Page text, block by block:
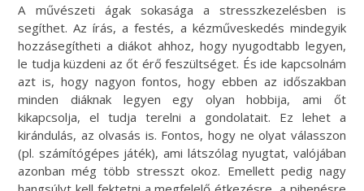
A művészeti ágak sokasága a stresszkezelésben is
segíthet. Az írás, a festés, a kézműveskedés mindegyik
hozzásegítheti a diákot ahhoz, hogy nyugodtabb legyen,
le tudja küzdeni az őt érő feszültséget. És ide kapcsolnám
azt is, hogy nagyon fontos, hogy ebben az időszakban
minden diáknak legyen egy olyan hobbija, ami őt
kikapcsolja, el tudja terelni a gondolatait. Ez lehet a
kirándulás, az olvasás is. Fontos, hogy ne olyat válasszon
(pl. számítógépes játék), ami látszólag nyugtat, valójában
azonban még több stresszt okoz. Emellett pedig nagy